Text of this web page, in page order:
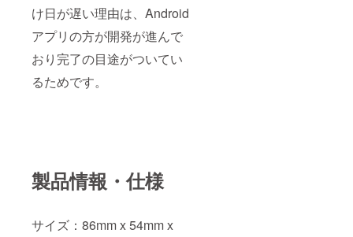
け日が遅い理由は、Android
アプリの方が開発が進んで
おり完了の目途がついてい
るためです。
製品情報・仕様
サイズ：86mm x 54mm x